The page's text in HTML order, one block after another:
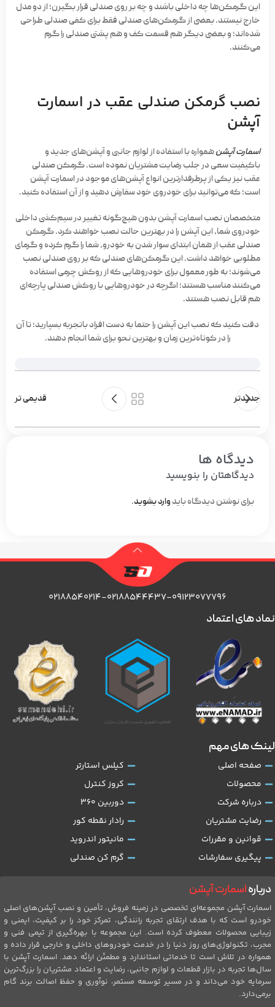
این گرمکن‌ها چه داخلی باشند و چه بر روی صندلی قرار بگیرن؛ از دو مدل
خارج نیستند. بعضی از گرمکن‌های صندلی فقط برای کفی صندلی طراحی
شده‌اند؛ و بعضی دیگر هم قسمت کف و هم پشتی صندلی را گرم
می‌کنند.
نصب گرمکن صندلی عقب در اسمارت
آپشن
اسمارت آپشنهمواره با استفاده از لوازم جانبی و آپشن‌های جدید و
باکیفیت سعی در جلب رضایت مشتریان نموده است. گرمکن صندلی
عقب نیز یکی از پرطرفدارترین انواع آپشن‌های موجود در اسمارت آپشن
است؛ که می‌توانید برای خودروی خود سفارش دهید و از آن استفاده کنید.
متخصصان نصب اسمارت آپشن بدون هیچ‌گونه تغییر در سیم‌کشی داخلی
خودروی شما، این آپشن را در بهترین حالت نصب خواهند کرد. گرمکن
صندلی عقب از همان ابتدای سوار شدن به خودرو، شما را گرم کرده و گرمای
مطلوبی خواهد داشت. این گرمکن‌های صندلی که بر روی صندلی نصب
می‌شوند؛ به طور معمول برای خودروهایی که از روکش چرمی استفاده
می‌کنند مناسب هستند؛ اگرچه در خودروهایی با روکش صندلی پارچه‌ای
هم قابل نصب هستند.
دقت کنید که نصب این آپشن را حتما به دست افراد باتجربه بسپارید؛ تا آن
را در کوتاه‌ترین زمان و بهترین نحو برای شما انجام دهند.
جدیدتر قدیمی تر
دیدگاه ها
دیدگاهتان را بنویسید
برای نوشتن دیدگاه باید وارد بشوید.
۰۲۱۸۸۵۴۰۲۱۴-۰۲۱۸۸۵۴۴۴۳۷-۰۹۱۲۳۰۷۷۷۹۶
دربارهاسمارت آپشن
اسمارت آپشن مجموعه‌ای تخصصی در زمینه فروش، تأمین و نصب آپشن‌های اصلی
خودرو است که با هدف ارتقای تجربه رانندگی، تمرکز خود را بر کیفیت، ایمنی و
زیبایی محصولات معطوف کرده است. این مجموعه با بهره‌گیری از تیمی فنی و
مجرب، تکنولوژی‌های روز دنیا را در خدمت خودروهای داخلی و خارجی قرار داده و
همواره در تلاش است تا خدماتی استاندارد و مطمئن ارائه دهد. اسمارت آپشن با
سال‌ها تجربه در بازار قطعات و لوازم جانبی، رضایت و اعتماد مشتریان را بزرگ‌ترین
سرمایه خود می‌داند و در مسیر توسعه مستمر، نوآوری و حفظ اصالت برند گام
برمی‌دارد.
لینک های مهم
صفحه اصلی
محصولات
درباره شرکت
رضایت مشتریان
قوانین و مقررات
پیگیری سفارشات
کیلس استارتر
کروز کنترل
دوربین 360
رادار نقطه کور
مانیتور اندروید
گرم کن صندلی
نماد های اعتماد